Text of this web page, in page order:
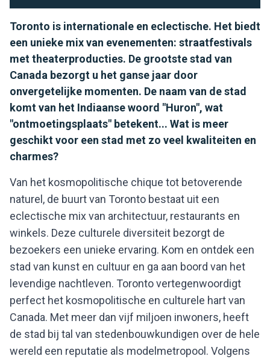
Toronto is internationale en eclectische. Het biedt
een unieke mix van evenementen: straatfestivals
met theaterproducties. De grootste stad van
Canada bezorgt u het ganse jaar door
onvergetelijke momenten. De naam van de stad
komt van het Indiaanse woord "Huron", wat
"ontmoetingsplaats" betekent... Wat is meer
geschikt voor een stad met zo veel kwaliteiten en
charmes?
Van het kosmopolitische chique tot betoverende
naturel, de buurt van Toronto bestaat uit een
eclectische mix van architectuur, restaurants en
winkels. Deze culturele diversiteit bezorgt de
bezoekers een unieke ervaring. Kom en ontdek een
stad van kunst en cultuur en ga aan boord van het
levendige nachtleven. Toronto vertegenwoordigt
perfect het kosmopolitische en culturele hart van
Canada. Met meer dan vijf miljoen inwoners, heeft
de stad bij tal van stedenbouwkundigen over de hele
wereld een reputatie als modelmetropool. Volgens